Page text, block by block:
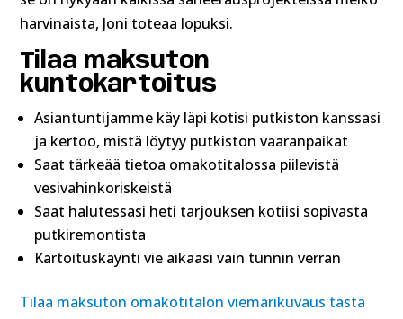
harvinaista, Joni toteaa lopuksi.
Tilaa maksuton
kuntokartoitus
Asiantuntijamme käy läpi kotisi putkiston kanssasi
ja kertoo, mistä löytyy putkiston vaaranpaikat
Saat tärkeää tietoa omakotitalossa piilevistä
vesivahinkoriskeistä
Saat halutessasi heti tarjouksen kotiisi sopivasta
putkiremontista
Kartoituskäynti vie aikaasi vain tunnin verran
Tilaa maksuton omakotitalon viemärikuvaus tästä